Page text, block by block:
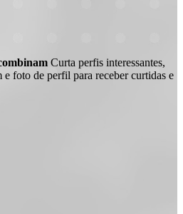
Curta perfis interessantes,
e foto de perfil para receber curtidas e